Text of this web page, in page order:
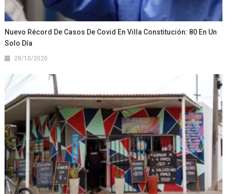
Nuevo Récord De Casos De Covid En Villa Constitución: 80 En Un
Solo Día
28/10/2020